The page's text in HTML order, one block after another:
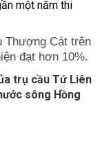
Thượng Cát trên
đạt hơn 10%.
trụ cầu Tứ Liên
sông Hồng